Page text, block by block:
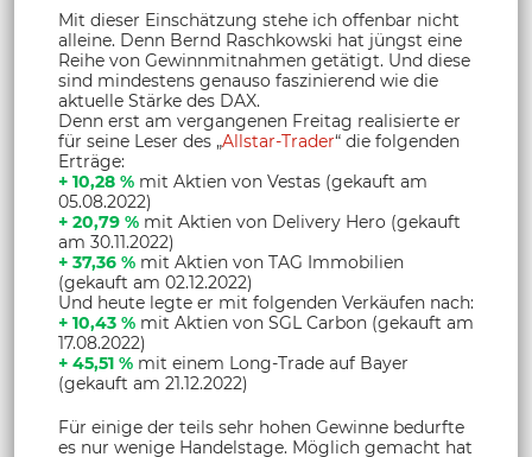
Mit dieser Einschätzung stehe ich offenbar nicht
alleine. Denn Bernd Raschkowski hat jüngst eine
Reihe von Gewinnmitnahmen getätigt. Und diese
sind mindestens genauso faszinierend wie die
aktuelle Stärke des DAX.
Denn erst am vergangenen Freitag realisierte er
für seine Leser des „Allstar-Trader“ die folgenden
Erträge:
+ 10,28 % mit Aktien von Vestas (gekauft am
05.08.2022)
+ 20,79 % mit Aktien von Delivery Hero (gekauft
am 30.11.2022)
+ 37,36 % mit Aktien von TAG Immobilien
(gekauft am 02.12.2022)
Und heute legte er mit folgenden Verkäufen nach:
+ 10,43 % mit Aktien von SGL Carbon (gekauft am
17.08.2022)
+ 45,51 % mit einem Long-Trade auf Bayer
(gekauft am 21.12.2022)
Für einige der teils sehr hohen Gewinne bedurfte
es nur wenige Handelstage. Möglich gemacht hat